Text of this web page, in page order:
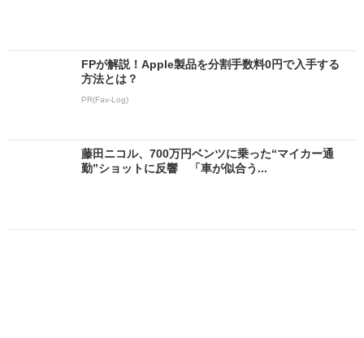
FPが解説！Apple製品を分割手数料0円で入手する
方法とは？
PR(Fav-Log)
藤田ニコル、700万円ベンツに乗った“マイカー通
勤”ショットに反響 「車が似合う...